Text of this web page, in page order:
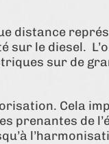
distance
sur le diesel.
sur de
Cela
de